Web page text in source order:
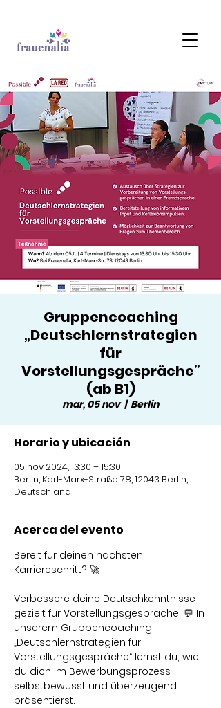
Gruppencoaching
„Deutschlernstrategien
für
Vorstellungsgespräche”
(ab B1)
mar, 05 nov
  |
Berlin
Horario y ubicación
05 nov 2024, 13:30 – 15:30
Berlin, Karl-Marx-Straße 78, 12043 Berlin,
Deutschland
Acerca del evento
Bereit für deinen nächsten
Karriereschritt? 🚀
Verbessere deine Deutschkenntnisse
gezielt für Vorstellungsgespräche! 💬 In
unserem Gruppencoaching
„Deutschlernstrategien für
Vorstellungsgespräche“ lernst du, wie
du dich im Bewerbungsprozess
selbstbewusst und überzeugend
präsentierst.